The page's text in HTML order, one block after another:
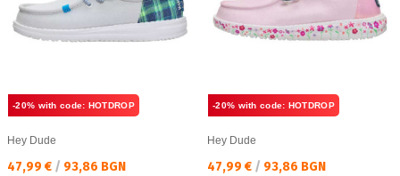
-20% with code: HOTDROP
Hey Dude
Текуща цена:
47,99 € / 93,86 BGN
-20% with code: HOTDROP
Hey Dude
Текуща цена:
47,99 € / 93,86 BGN